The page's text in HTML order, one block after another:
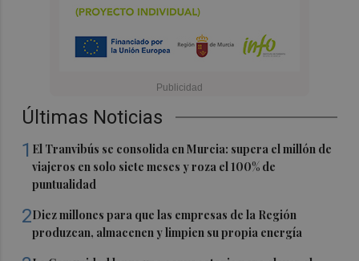
Últimas Noticias
1 El Tranvibús se consolida en Murcia: supera el millón de
viajeros en solo siete meses y roza el 100% de
puntualidad
2Diez millones para que las empresas de la Región
produzcan, almacenen y limpien su propia energía